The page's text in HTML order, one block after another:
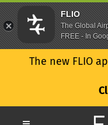
The new FLIO
FLIO
The Global
FREE - In